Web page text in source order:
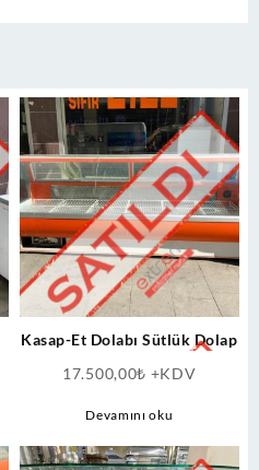
Kasap-Et Dolabı Sütlük Dolap
17.500,00₺ +KDV
Devamını oku